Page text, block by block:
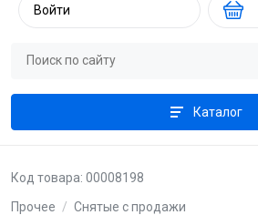
Войти
Каталог
Прочее / Снятые с продажи
Код товара: 00008198